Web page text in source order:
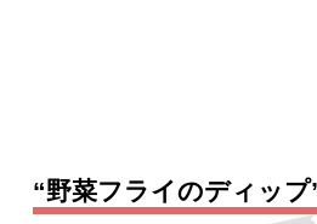
“野菜フライのディッ